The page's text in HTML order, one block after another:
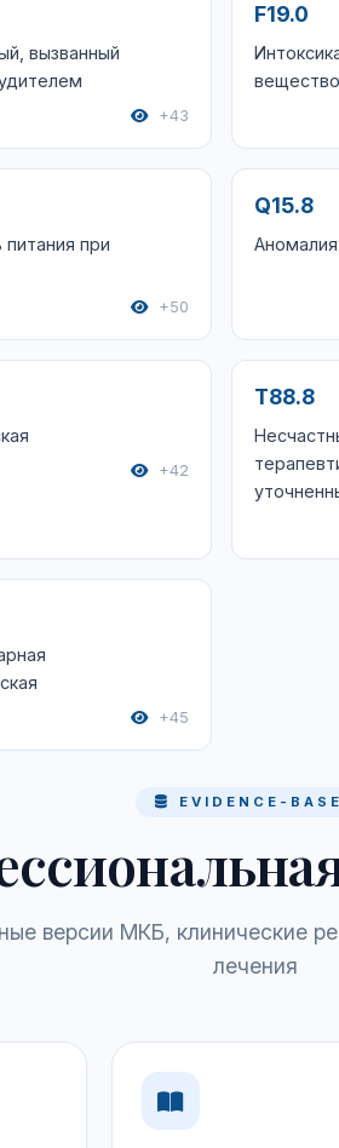
вызванный
+43
F19.0
при
+50
Q15.8
Аномалия
+42
T88.8
+45
EVIDENCE-
версии МКБ, клинические
лечения